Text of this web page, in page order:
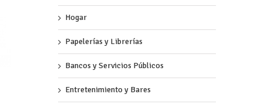
Hogar
Papelerías y Librerías
Bancos y Servicios Públicos
Entretenimiento y Bares